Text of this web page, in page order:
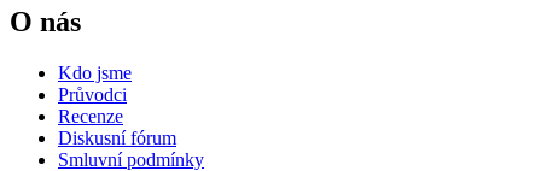
O nás
Kdo jsme
Průvodci
Recenze
Diskusní fórum
Smluvní podmínky